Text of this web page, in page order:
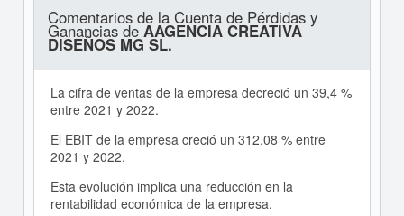
Comentarios de la Cuenta de Pérdidas y
Ganancias deAAGENCIA CREATIVA
DISEÑOS MG SL.
La cifra de ventas de la empresa decreció un 39,4 %
entre 2021 y 2022.
El EBIT de la empresa creció un 312,08 % entre
2021 y 2022.
Esta evolución implica una reducción en la
rentabilidad económica de la empresa.